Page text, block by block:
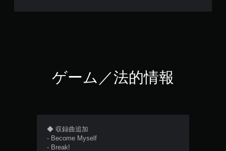
ゲーム／法的情報
◆ 収録曲追加
- Become Myself
- Break!